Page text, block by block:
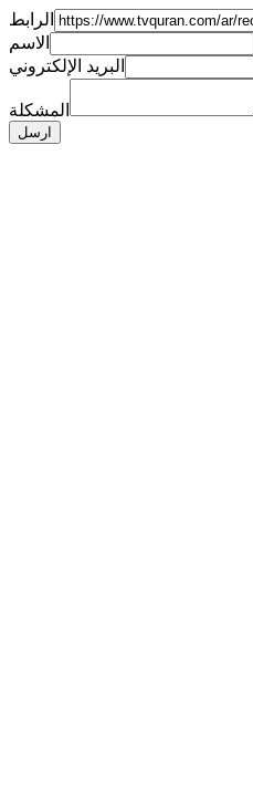
الرابط
الاسم
البريد الإلكتروني
المشكلة
ارسل